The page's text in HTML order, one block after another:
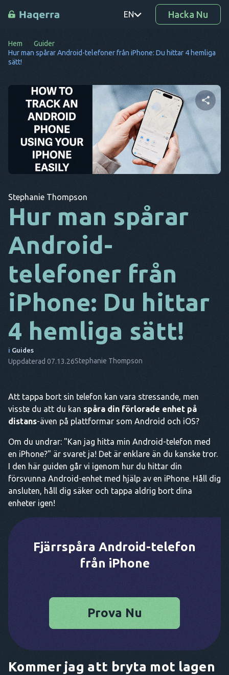
EN
PT
RO
DE
SV
KO
EL
CS
IT
FR
TR
PT
Hacka Nu
Hem
Guider
Hur man spårar Android-telefoner från iPhone: Du hittar 4 hemliga
sätt!
Dela denna artikel
Twitter Facebook Kopiera länk
Stephanie Thompson
Hur man spårar
Android-
telefoner från
iPhone: Du hittar
4 hemliga sätt!
i Guides
Uppdaterad 07.13.26Stephanie Thompson
Att tappa bort sin telefon kan vara stressande, men
visste du att du kan spåra din förlorade enhet på
distans-även på plattformar som Android och iOS?
Om du undrar: "Kan jag hitta min Android-telefon med
en iPhone?" är svaret ja! Det är enklare än du kanske tror.
I den här guiden går vi igenom hur du hittar din
försvunna Android-enhet med hjälp av en iPhone. Håll dig
ansluten, håll dig säker och tappa aldrig bort dina
enheter igen!
Fjärrspåra Android-telefon
från iPhone
Prova Nu
Kommer jag att bryta mot lagen